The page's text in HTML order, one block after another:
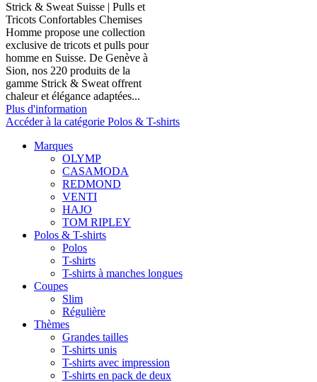
Strick & Sweat Suisse | Pulls et
Tricots Confortables Chemises
Homme propose une collection
exclusive de tricots et pulls pour
homme en Suisse. De Genève à
Sion, nos 220 produits de la
gamme Strick & Sweat offrent
chaleur et élégance adaptées...
Plus d'information
Accéder à la catégorie Polos & T-shirts
Marques
OLYMP
CASAMODA
REDMOND
VENTI
HAJO
TOM RIPLEY
Polos & T-shirts
Polos
T-shirts
T-shirts à manches longues
Coupes
Slim
Régulière
Thèmes
Grandes tailles
T-shirts unis
T-shirts avec impression
T-shirts en pack de deux